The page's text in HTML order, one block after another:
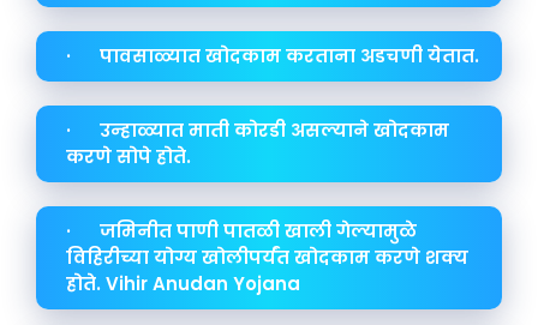
· पावसाळ्यात खोदकाम करताना अडचणी येतात.
· उन्हाळ्यात माती कोरडी असल्याने खोदकाम
करणे सोपे होते.
· जमिनीत पाणी पातळी खाली गेल्यामुळे
विहिरीच्या योग्य खोलीपर्यंत खोदकाम करणे शक्य
होते. Vihir Anudan Yojana